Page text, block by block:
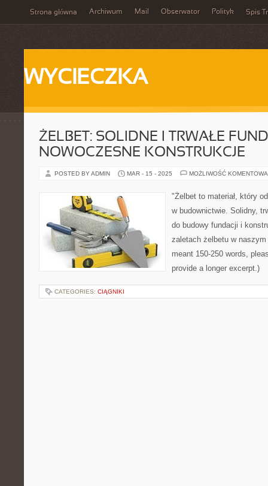
Strona główna Archiwum Mail Obserwator Polityk Spis
WYCIECZKA
ŻELBET: SOLIDNE I TRWAŁE
NOWOCZESNE KONSTRUKCJE
POSTED BY ADMIN MAR - 15 - 2025 MOŻLIWOŚĆ
"Żelbet to materiał, który
w budownictwie. Solidny,
do budowy fundacji i
zaletach żelbetu w
meant 150-250 words,
provide a longer excerpt.)
CATEGORIES: CIĄGNIKI